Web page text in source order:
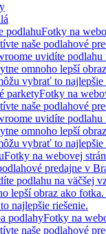
podlahuFotky na
naše podlahové
uvidíte podlahu
omnoho lepší
vybrať to najlepšie
parketyFotky na
naše podlahové
uvidíte podlahu
omnoho lepší
vybrať to najlepšie
Fotky na webovej
predajne v
podlahu na väčšej
lepší obraz ako
najlepšie riešenie.
podlahyFotky na
naše podlahové